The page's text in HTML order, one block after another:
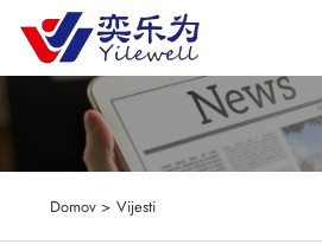
Domov > Vijesti